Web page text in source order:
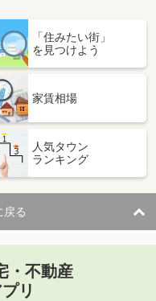
「住みたい街」
を見つけよう
家賃相場
人気タウン
ランキング
戻る
・不動産
リ